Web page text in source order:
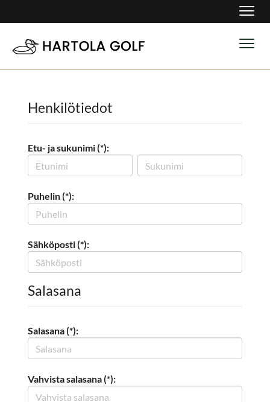
Henkilötiedot
Etu- ja sukunimi (*):
Puhelin (*):
Sähköposti (*):
Salasana
Salasana (*):
Vahvista salasana (*):